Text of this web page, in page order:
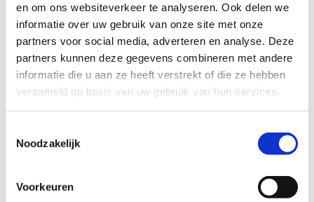
en om ons websiteverkeer te analyseren. Ook delen we
informatie over uw gebruik van onze site met onze
partners voor social media, adverteren en analyse. Deze
partners kunnen deze gegevens combineren met andere
informatie die u aan ze heeft verstrekt of die ze hebben
verzameld op basis van uw gebruik van hun services.
Noodzakelijk
Voorkeuren
Extra info
MET HOEVEEL PERSONEN KOM JE?
Graag ontvang ik een factuur voor:
Het totale bedrag van de privé­schaatsles,
schaatsen.
schaatsabonnement bij Sport Vlaanderen